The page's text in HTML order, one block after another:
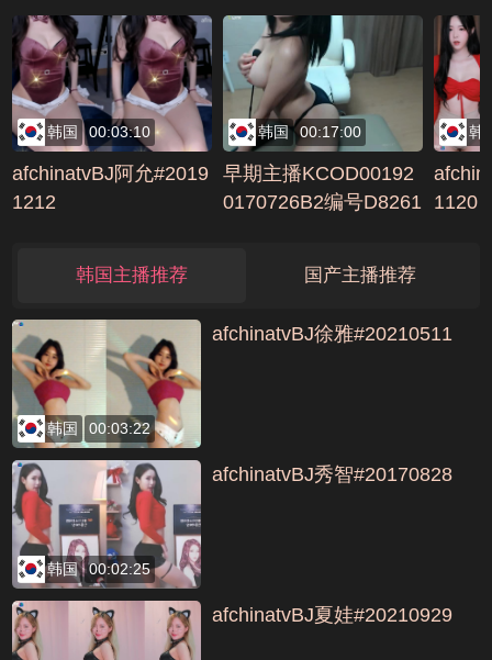
韩国 00:03:10
afchinatvBJ阿允#2019
1212
韩国 00:17:00
早期主播KCOD00192
0170726B2编号D8261
韩
1120
韩国主播推荐 国产主播推荐
韩国 00:03:22
afchinatvBJ徐雅#20210511
韩国 00:02:25
afchinatvBJ秀智#20170828
afchinatvBJ夏娃#20210929